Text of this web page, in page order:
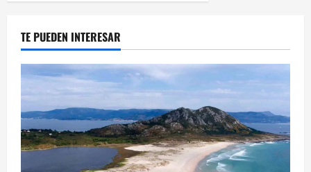
TE PUEDEN INTERESAR